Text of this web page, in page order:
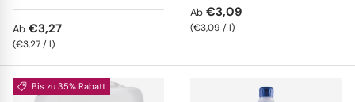
Normaler Preis
Ab €3,27
Grundpreis
€3,27/l
Normaler Preis
Ab €3,09
Grundpreis
€3,09 /l
Bis zu 35% Rabatt